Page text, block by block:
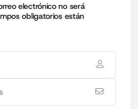
electrónico no será
obligatorios están